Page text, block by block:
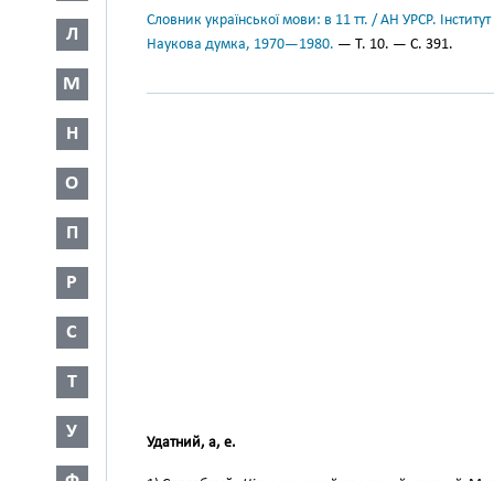
Л
М
Н
О
П
Р
С
Т
У
Словник української мови: в 11 тт. / АН УРСР.
Наукова думка, 1970—1980. — Т. 10. — С. 391.
Удатний, а, е.